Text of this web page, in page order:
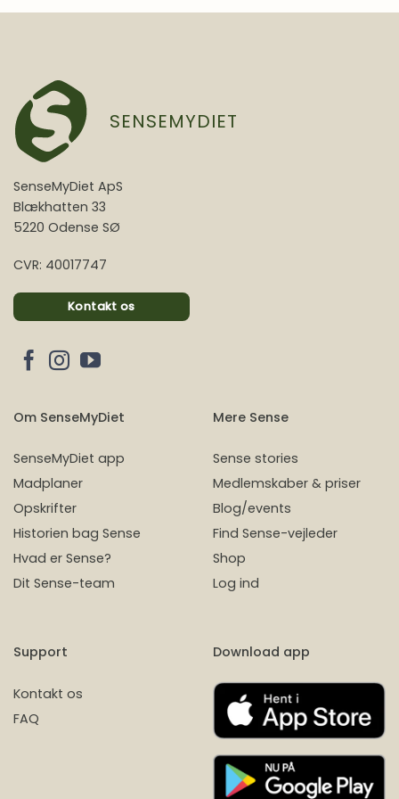
SENSEMYDIET
SenseMyDiet ApS
Blækhatten 33
5220 Odense SØ
CVR: 40017747
Kontakt os
Om SenseMyDiet
SenseMyDiet app
Madplaner
Opskrifter
Historien bag Sense
Hvad er Sense?
Dit Sense-team
Mere Sense
Sense stories
Medlemskaber & priser
Blog/events
Find Sense-vejleder
Shop
Log ind
Support
Kontakt os
FAQ
Download app